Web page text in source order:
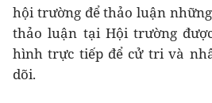
hội trường để thảo luận
thảo luận tại Hội trường
hình trực tiếp để cử tri và
dõi.